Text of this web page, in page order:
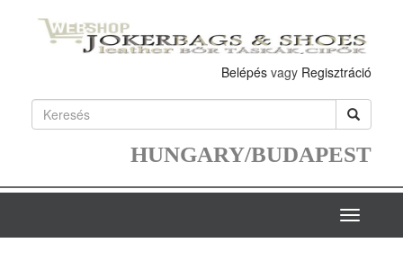
Belépés vagy Regisztráció
HUNGARY/BUDAPEST
Toggle